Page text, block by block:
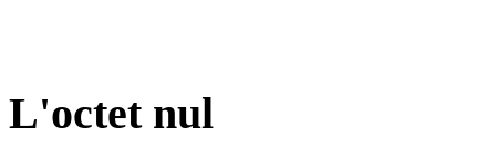
L'octet nul